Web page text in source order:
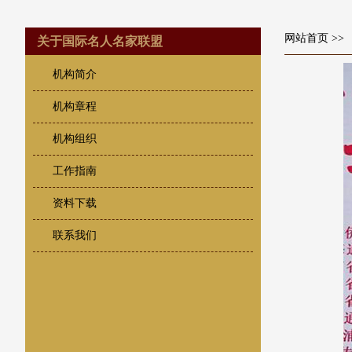
关于国际名人名家联盟
机构简介
机构章程
机构组织
工作指南
资料下载
联系我们
网站首页 >>